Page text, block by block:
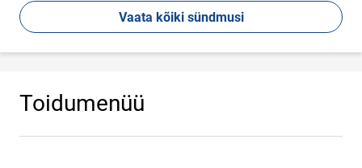
Vaata kõiki sündmusi
Toidumenüü